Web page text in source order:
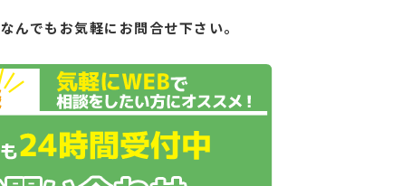
なんでもお気軽にお問合せ下さい。